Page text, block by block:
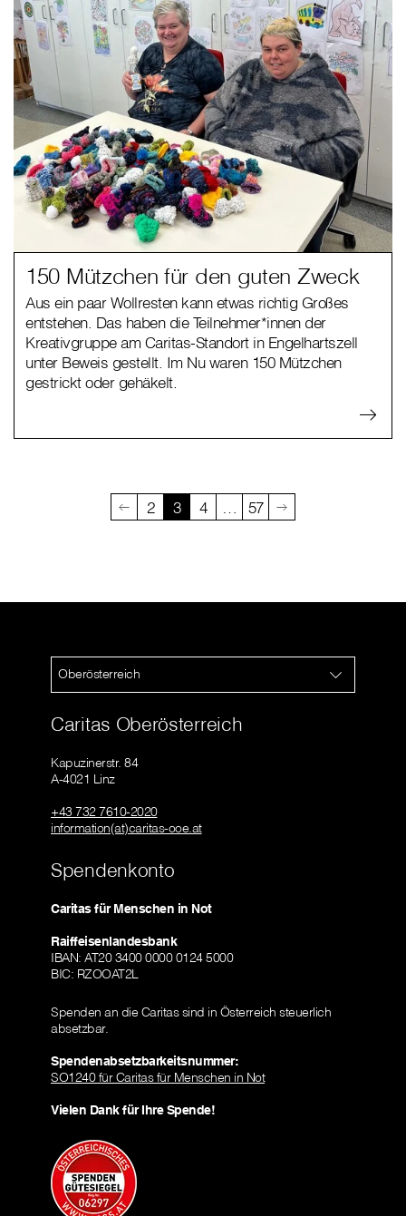
150 Mützchen für den guten Zweck
Aus ein paar Wollresten kann etwas richtig Großes
entstehen. Das haben die Teilnehmer*innen der
Kreativgruppe am Caritas-Standort in Engelhartszell
unter Beweis gestellt. Im Nu waren 150 Mützchen
gestrickt oder gehäkelt.
2 3 4 57
Oberösterreich
Caritas Oberösterreich
Kapuzinerstr. 84
A-4021 Linz
+43 732 7610-2020
information(at)caritas-ooe.at
Spendenkonto
Caritas für Menschen in Not
Raiffeisenlandesbank
IBAN: AT20 3400 0000 0124 5000
BIC: RZOOAT2L
Spenden an die Caritas sind in Österreich steuerlich
absetzbar.
Spendenabsetzbarkeitsnummer:
SO1240 für Caritas für Menschen in Not
Vielen Dank für Ihre Spende!